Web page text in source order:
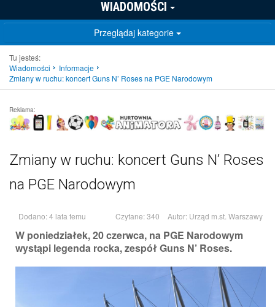
WIADOMOŚCI
Przeglądaj kategorie
Tu jesteś:
Wiadomości
Informacje
Zmiany w ruchu: koncert Guns N’ Roses na PGE Narodowym
Reklama:
Zmiany w ruchu: koncert Guns N’ Roses
na PGE Narodowym
Dodano: 4 lata temu Czytane: 340 Autor: Urząd m.st. Warszawy
W poniedziałek, 20 czerwca, na PGE Narodowym
wystąpi legenda rocka, zespół Guns N’ Roses.